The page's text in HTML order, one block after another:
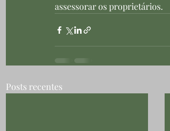
assessorar os proprietários.
Posts recentes